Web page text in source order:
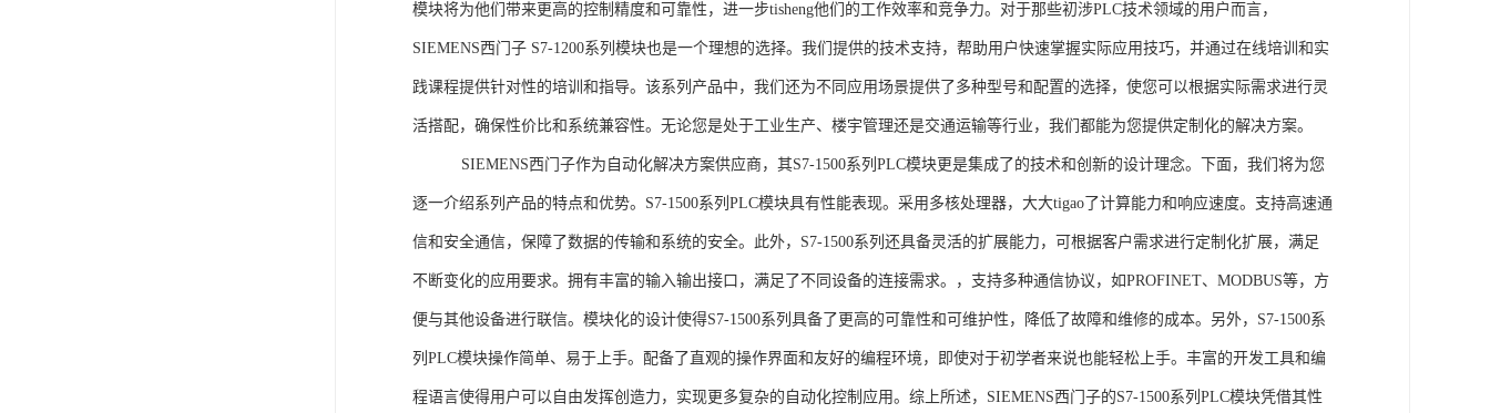
模块将为他们带来更高的控制精度和可靠性，进一步tisheng他们的工作效率和竞争力。对于那些初涉PLC技术领域的用户而言，
SIEMENS西门子 S7-1200系列模块也是一个理想的选择。我们提供的技术支持，帮助用户快速掌握实际应用技巧，并通过在线培训和实
践课程提供针对性的培训和指导。该系列产品中，我们还为不同应用场景提供了多种型号和配置的选择，使您可以根据实际需求进行灵
活搭配，确保性价比和系统兼容性。无论您是处于工业生产、楼宇管理还是交通运输等行业，我们都能为您提供定制化的解决方案。
SIEMENS西门子作为自动化解决方案供应商，其S7-1500系列PLC模块更是集成了的技术和创新的设计理念。下面，我们将为您
逐一介绍系列产品的特点和优势。S7-1500系列PLC模块具有性能表现。采用多核处理器，大大tigao了计算能力和响应速度。支持高速通
信和安全通信，保障了数据的传输和系统的安全。此外，S7-1500系列还具备灵活的扩展能力，可根据客户需求进行定制化扩展，满足
不断变化的应用要求。拥有丰富的输入输出接口，满足了不同设备的连接需求。，支持多种通信协议，如PROFINET、MODBUS等，方
便与其他设备进行联信。模块化的设计使得S7-1500系列具备了更高的可靠性和可维护性，降低了故障和维修的成本。另外，S7-1500系
列PLC模块操作简单、易于上手。配备了直观的操作界面和友好的编程环境，即使对于初学者来说也能轻松上手。丰富的开发工具和编
程语言使得用户可以自由发挥创造力，实现更多复杂的自动化控制应用。综上所述，SIEMENS西门子的S7-1500系列PLC模块凭借其性